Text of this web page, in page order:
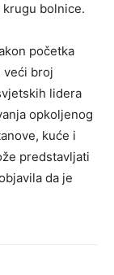
krugu bolnice.
početka
veći broj
lidera
opkoljenog
kuće i
predstavljati
da je